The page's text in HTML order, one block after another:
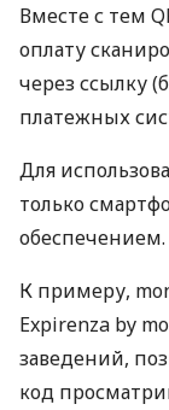
Вместе с тем
оплату
через ссылку
платежных
Для
только
обеспечением.
К примеру,
Expirenza by
заведений,
код